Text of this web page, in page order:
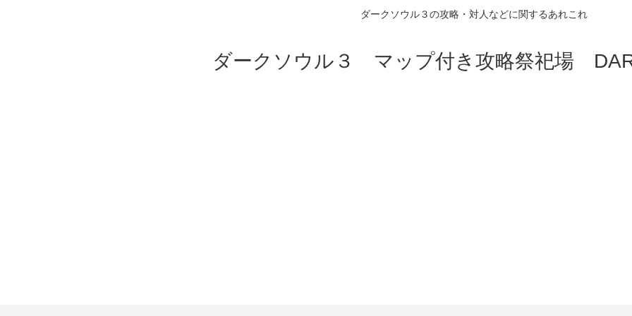
ダークソウル３の攻略・対人などに関するあれこれ
ダークソウル３ マップ付き攻略祭祀場